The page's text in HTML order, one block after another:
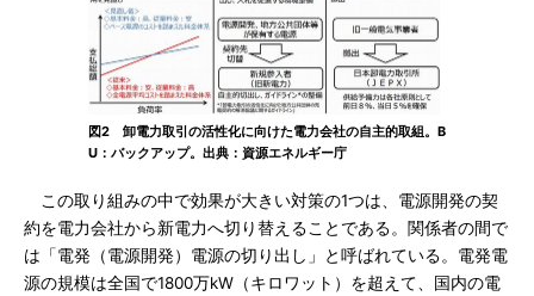
図2 卸電力取引の活性化に向けた電力会社の自主的取組。B
U：バックアップ。出典：資源エネルギー庁
この取り組みの中で効果が大きい対策の1つは、電源開発の契
約を電力会社から新電力へ切り替えることである。関係者の間で
は「電発（電源開発）電源の切り出し」と呼ばれている。電発電
源の規模は全国で1800万kW（キロワット）を超えて、国内の電